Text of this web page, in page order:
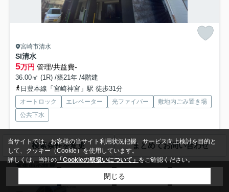
宮崎市清水
SI清水
5万円 管理/共益費-
36.00㎡ (1R) /築21年 /4階建
日豊本線「宮崎神宮」駅 徒歩31分
オートロック エレベーター 光ファイバー
敷地内ごみ置き場
公共下水
「SI清水」：宮崎市エリアの新居にピッタリ。マックスバリュ 橘通西店
まで344mです。普段からパソコンを使う方にオススメ...もっと見る
募集中の部屋
2階
検索条件を変更 まとめてお問い合わせ
当サイトでは、お客様の当サイト利用状況把握、サービス向上検討を目的と
して、クッキー（Cookie）を使用しています。
詳しくは、当社の「Cookieの取扱いについて」をご確認ください。
閉じる